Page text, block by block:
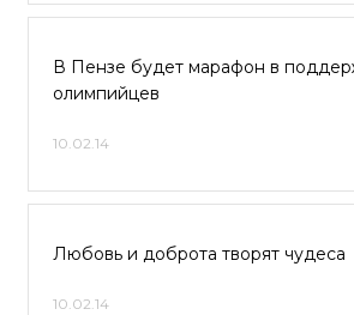
В Пензе будет марафон в
олимпийцев
10.02.14
Любовь и доброта творят чудеса
10.02.14